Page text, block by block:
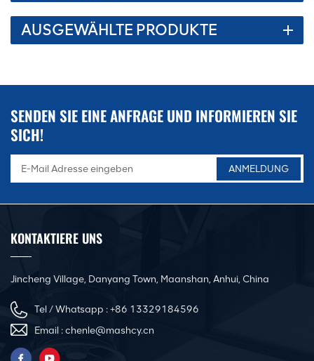
AUSGEWÄHLTE PRODUKTE
SENDEN SIE EINE ANFRAGE UND INFORMIEREN SIE
SICH!
KONTAKTIERE UNS
Jincheng Village, Danyang Town, Maanshan, Anhui, China
Tel / Whatsapp :+86 13329184596
Email :chenle@mashcy.cn